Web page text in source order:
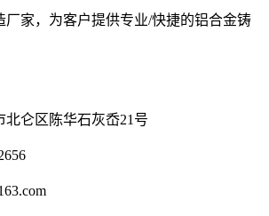
厂家，为客户提供专业/快捷的铝合金铸
仑区陈华石灰岙21号